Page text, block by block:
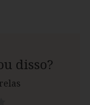
disso?